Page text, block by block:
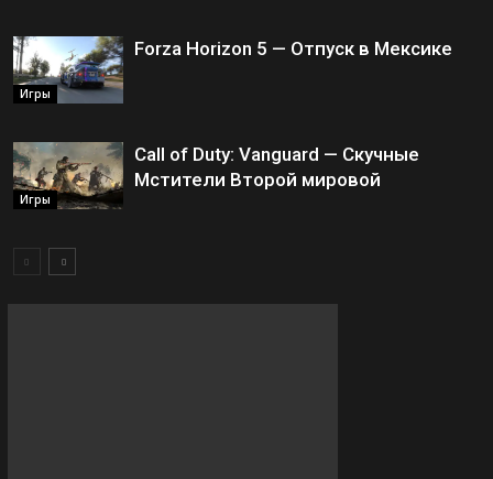
Игры
Forza Horizon 5 — Отпуск в Мексике
Игры
Call of Duty: Vanguard — Скучные
Мстители Второй мировой